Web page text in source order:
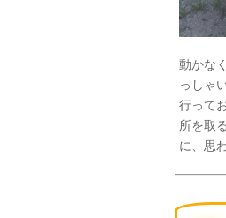
動かな
っしゃ
行って
所を取
に、思